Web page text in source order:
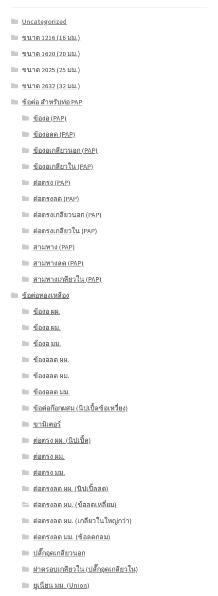
Uncategorized
ขนาด 1216 (16 มม.)
ขนาด 1620 (20 มม.)
ขนาด 2025 (25 มม.)
ขนาด 2632 (32 มม.)
ข้อต่อ สำหรับท่อ PAP
ข้องอ (PAP)
ข้องอลด (PAP)
ข้องอเกลียวนอก (PAP)
ข้องอเกลียวใน (PAP)
ต่อตรง (PAP)
ต่อตรงลด (PAP)
ต่อตรงเกลียวนอก (PAP)
ต่อตรงเกลียวใน (PAP)
สามทาง (PAP)
สามทางลด (PAP)
สามทางเกลียวใน (PAP)
ข้อต่อทองเหลือง
ข้องอ ผผ.
ข้องอ ผม.
ข้องอ มม.
ข้องอลด ผผ.
ข้องอลด ผม.
ข้องอลด มม.
ข้อต่อก๊อกผสม (นิปเปิ้ลข้อเหวี่ยง)
ขามิเตอร์
ต่อตรง ผผ. (นิปเปิ้ล)
ต่อตรง ผม.
ต่อตรง มม.
ต่อตรงลด ผผ. (นิปเปิ้ลลด)
ต่อตรงลด ผม. (ข้อลดเหลี่ยม)
ต่อตรงลด ผม. (เกลียวในใหญ่กว่า)
ต่อตรงลด มม. (ข้อลดกลม)
ปลั๊กอุดเกลียวนอก
ฝาครอบเกลียวใน (ปลั๊กอุดเกลียวใน)
ยูเนี่ยน มม. (Union)